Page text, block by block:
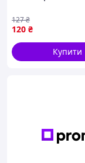
120 ₴
127₴
Купити